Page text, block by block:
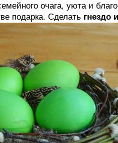
очага, уюта и
подарка. Сделать гнездо